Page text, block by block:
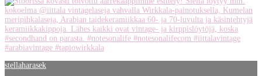
stellaharasek